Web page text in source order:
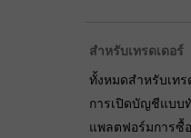
สำหรับเทรดเดอร์
ทั้งหมดสำหรับเทร
การเปิดบัญชีแบบ
แพลตฟอร์มการซื้